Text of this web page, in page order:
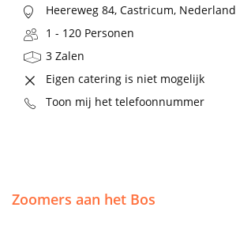
Heereweg 84, Castricum, Nederland
1 - 120 Personen
3 Zalen
Eigen catering is niet mogelijk
Toon mij het telefoonnummer
Zoomers aan het Bos